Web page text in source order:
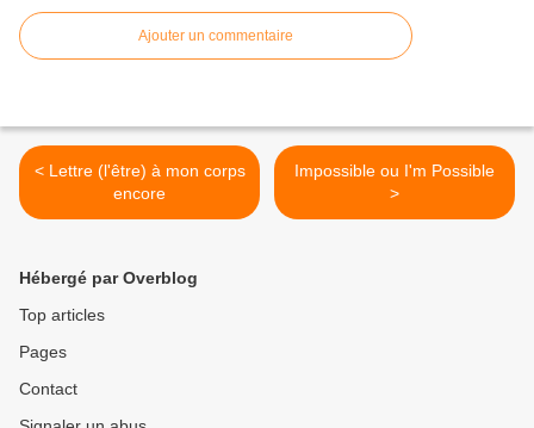
Ajouter un commentaire
< Lettre (l'être) à mon corps
encore
Impossible ou I'm Possible
>
Hébergé par Overblog
Top articles
Pages
Contact